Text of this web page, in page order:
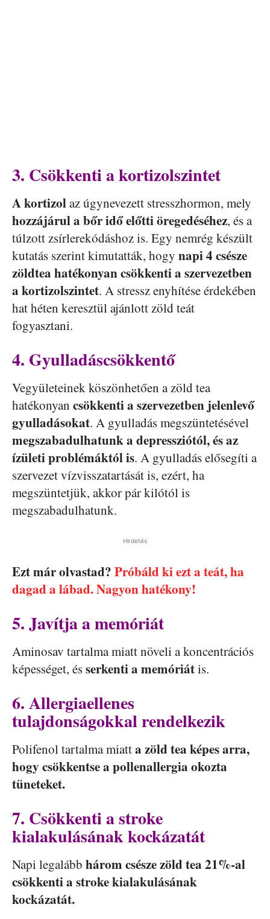
3. Csökkenti a kortizolszintet
A kortizolaz úgynevezett stresszhormon, mely
hozzájárul a bőr idő előtti öregedéséhez, és a
túlzott zsírlerekódáshoz is. Egy nemrég készült
kutatás szerint kimutatták, hogy napi 4 csésze
zöldtea hatékonyan csökkenti a szervezetben
a kortizolszintet. A stressz enyhítése érdekében
hat héten keresztül ajánlott zöld teát
fogyasztani.
4. Gyulladáscsökkentő
Vegyületeinek köszönhetően a zöld tea
hatékonyan csökkenti a szervezetben jelenlevő
gyulladásokat. A gyulladás megszüntetésével
megszabadulhatunk a depressziótól, és az
ízületi problémáktól is. A gyulladás elősegíti a
szervezet vízvisszatartását is, ezért, ha
megszüntetjük, akkor pár kilótól is
megszabadulhatunk.
Hirdetés
Ezt már olvastad? Próbáld ki ezt a teát, ha
dagad a lábad. Nagyon hatékony!
5. Javítja a memóriát
Aminosav tartalma miatt növeli a koncentrációs
képességet, ésserkenti a memóriátis.
6. Allergiaellenes
tulajdonságokkal rendelkezik
Polifenol tartalma miatta zöld tea képes arra,
hogy csökkentse a pollenallergia okozta
tüneteket.
7. Csökkenti a stroke
kialakulásának kockázatát
Napi legalább három csésze zöld tea 21%-al
csökkenti a stroke kialakulásának
kockázatát.